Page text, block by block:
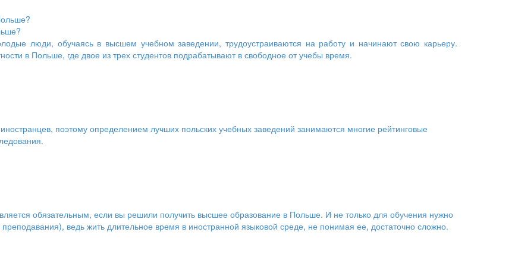
люди, обучаясь в высшем учебном заведении, трудоустраиваются на работу и начинают свою карьеру.
в Польше, где двое из трех студентов подрабатывают в свободное от учебы время.
поэтому определением лучших польских учебных заведений занимаются многие рейтинговые
обязательным, если вы решили получить высшее образование в Польше. И не только для обучения нужно
ведь жить длительное время в иностранной языковой среде, не понимая ее, достаточно сложно.